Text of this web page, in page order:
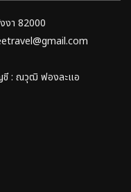
งา 82000
ชี : ณวุฒิ ฟองละแอ